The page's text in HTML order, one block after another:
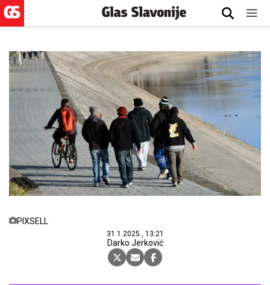
PIXSELL
31.1.2025., 13:21
Darko Jerković